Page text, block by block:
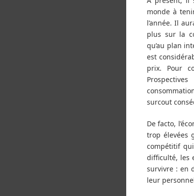
monde à
l’année. Il
plus sur la
qu’au plan
est
prix. Pour
surcout
De facto,
trop élevées
compétitif
difficulté, les
survivre : en
leur